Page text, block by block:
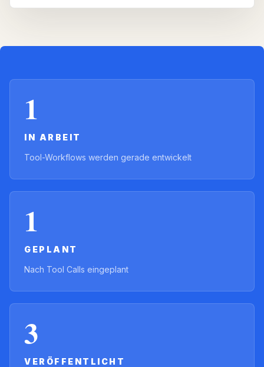
1
IN ARBEIT
Tool-Workflows werden gerade entwickelt
1
GEPLANT
Nach Tool Calls eingeplant
3
VERÖFFENTLICHT